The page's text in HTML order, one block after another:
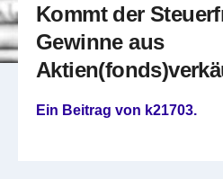
Kommt der
Gewinne aus
Ein Beitrag von k21703.